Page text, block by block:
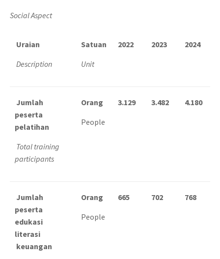
Social Aspect
Uraian
Description
Satuan
Unit
2022 2023 2024
Jumlah
peserta
pelatihan
Total training
participants
Orang
People
3.129 3.482 4.180
Jumlah
peserta
edukasi
literasi
keuangan
Orang
People
665 702 768